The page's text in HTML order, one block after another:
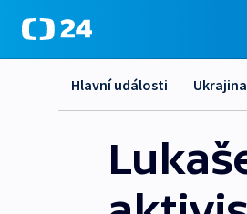
Hlavní události Ukrajina